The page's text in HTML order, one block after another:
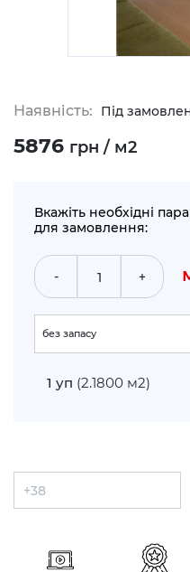
Наявність: Під
5876 грн / м2
Вкажіть необхідні
для замовлення:
- +
без запасу
1 уп (2.1800 м2)